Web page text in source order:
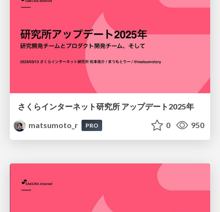
さくらインターネット研究所 アップデート2025年
matsumoto_r
PRO 0 950